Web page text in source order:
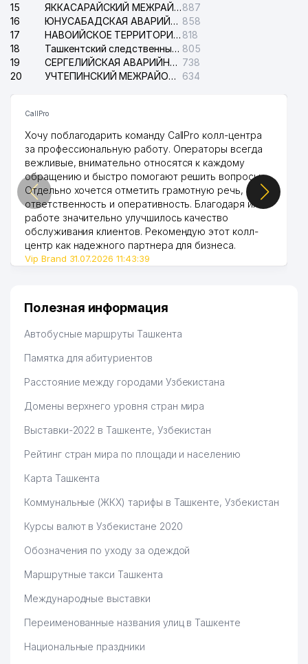
15
ЯККАСАРАЙСКИЙ МЕЖРАЙОННЫЙ СУД ПО ГРАЖДАНСКИМ ДЕЛАМ887
16
ЮНУСАБАДСКАЯ АВАРИЙНАЯ СЛУЖБА ЭЛЕКТРОСЕТИ 858
17
НАВОИЙСКОЕ ТЕРРИТОРИАЛЬНОЕ ПРЕДПРИЯТИЕ ЭЛЕКТРОСЕТИ АО 818
18
Ташкентский следственный изолятор 805
19
СЕРГЕЛИЙСКАЯ АВАРИЙНАЯ СЛУЖБА ЭЛЕКТРОСЕТИ 738
20
УЧТЕПИНСКИЙ МЕЖРАЙОННЫЙ СУД ПО ГРАЖДАНСКИМ ДЕЛАМ 634
CallPro
Хочу поблагодарить команду CallPro колл-центра
за профессиональную работу. Операторы всегда
вежливые, внимательно относятся к каждому
обращению и быстро помогают решить вопросы.
Отдельно хочется отметить грамотную речь,
ответственность и оперативность. Благодаря их
работе значительно улучшилось качество
обслуживания клиентов. Рекомендую этот колл-
центр как надежного партнера для бизнеса.
Vip Brand 31.07.2026 11:43:39
Полезная информация
Автобусные маршруты Ташкента
Памятка для абитуриентов
Расстояние между городами Узбекистана
Домены верхнего уровня стран мира
Выставки-2022 в Ташкенте, Узбекистан
Рейтинг стран мира по площади и населению
Карта Ташкента
Коммунальные (ЖКХ) тарифы в Ташкенте, Узбекистан
Курсы валют в Узбекистане 2020
Обозначения по уходу за одеждой
Маршрутные такси Ташкента
Международные выставки
Переименованные названия улиц в Ташкенте
Национальные праздники